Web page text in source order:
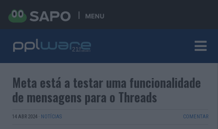
MENU
Meta está a testar uma funcionalidade
de mensagens para o Threads
14 ABR 2024 · NOTÍCIAS COMENTAR